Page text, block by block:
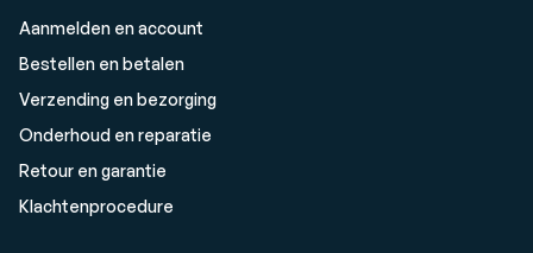
Aanmelden en account
Bestellen en betalen
Verzending en bezorging
Onderhoud en reparatie
Retour en garantie
Klachtenprocedure